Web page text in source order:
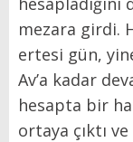
mezara girdi.
ertesi gün,
Av’a kadar
hesapta bir
ortaya çıktı ve